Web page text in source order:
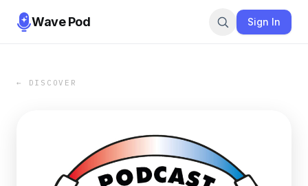
Wave Pod Sign In
← DISCOVER